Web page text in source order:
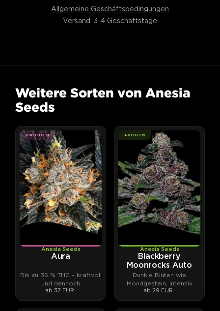
Allgemeine Geschäftsbedingungen
Versand: 3-4 Geschäftstage
Weitere Sorten von Anesia
Seeds
PHOTOFEM
Anesia Seeds
Aura
Bis zu 36 % THC – kraftvoll
und dennoch
ausbalanciert.
ab 37 EUR
AUTOFEM
Anesia Seeds
Blackberry
Moonrocks Auto
Dunkle Blüten wie
Mondgestein, intensiv
fruchtiges Aroma.
ab 29 EUR